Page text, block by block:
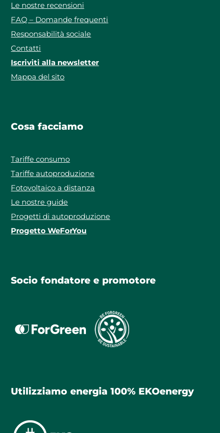
Le nostre recensioni
FAQ – Domande frequenti
Responsabilità sociale
Contatti
Iscriviti alla newsletter
Mappa del sito
Cosa facciamo
Tariffe consumo
Tariffe autoproduzione
Fotovoltaico a distanza
Le nostre guide
Progetti di autoproduzione
Progetto WeForYou
Socio fondatore e promotore
Utilizziamo energia 100% EKOenergy